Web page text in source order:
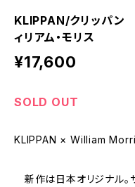
KLIPPAN/クリッパ
ィリアム・モリス
¥17,600
SOLD OUT
KLIPPAN × William Morris
新作は日本オリジナル。